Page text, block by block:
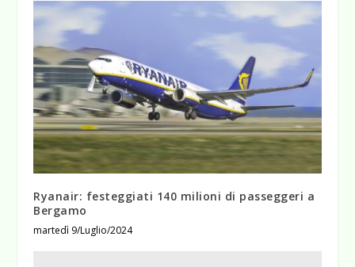
Ryanair: festeggiati 140 milioni di passeggeri a
Bergamo
martedì 9/Luglio/2024